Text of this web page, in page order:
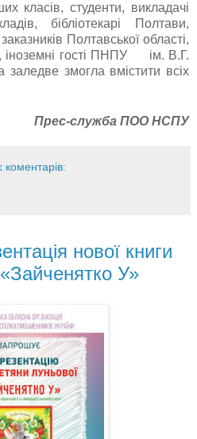
класів,студенти, викладачі
бібліотекарі Полтави,
Полтавської області,
іноземні гості ПНПУ ім. В.Г.
змогла вмістити всіх
Прес-служба ПОО НСПУ
нової книги
У»